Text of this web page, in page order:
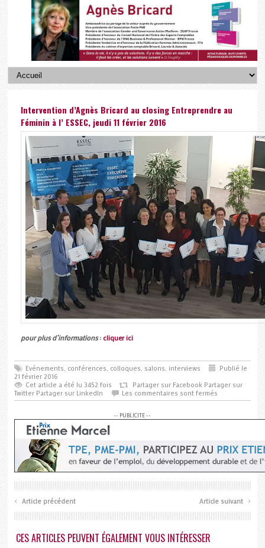
Intervention d’Agnès Bricard au closing Entreprendre au
Féminin à l’ ESSEC, jeudi 11 février 2016
pour plus d’informations:cliquer ici
Evénements, conférences, colloques, salons, interviews
Publié le
21 février 2016
Cet article a été lu 3452 fois
Partager sur Facebook Partager sur
Twitter Partager sur LinkedIn Les commentaires sont fermés
-- PUBLICITE --
‹ Article précédent Article suivant ›
CES ARTICLES PEUVENT ÉGALEMENT VOUS INTÉRESSER